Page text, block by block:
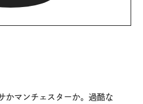
かマンチェスターか。過酷な